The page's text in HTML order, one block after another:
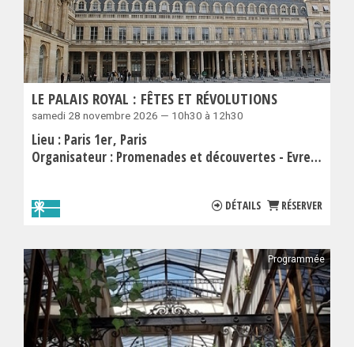
LE PALAIS ROYAL : FÊTES ET RÉVOLUTIONS
samedi 28 novembre 2026 — 10h30 à 12h30
Lieu : Paris 1er Paris
Organisateur : Promenades et découvertes - Evremond Bac
DÉTAILS RÉSERVER
Programmée